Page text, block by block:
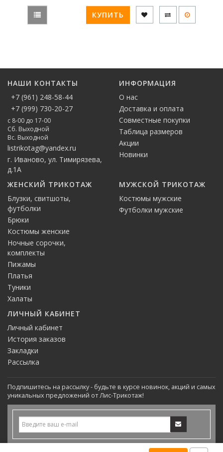
КУПИТЬ
НАШИ КОНТАКТЫ
+7 (961) 248-58-44
+7 (999) 730-20-27
с 8-00 до 17-00
Сб. Выходной
Вс. Выходной
listrikotag@yandex.ru
г. Иваново, ул. Тимирязева,
д.1А
ИНФОРМАЦИЯ
О нас
Доставка и оплата
Совместные покупки
Таблица размеров
Акции
Новинки
ЖЕНСКИЙ ТРИКОТАЖ
Блузки, свитшоты,
футболки
Брюки
Костюмы женские
Ночные сорочки,
комплекты
Пижамы
Платья
Туники
Халаты
МУЖСКОЙ ТРИКОТАЖ
Костюмы мужские
Футболки мужские
ЛИЧНЫЙ КАБИНЕТ
Личный кабинет
История заказов
Закладки
Рассылка
Подпишитесь на рассылку - будьте в курсе новинок, акций и самых
уникальных предложений от Лис-Трикотаж!